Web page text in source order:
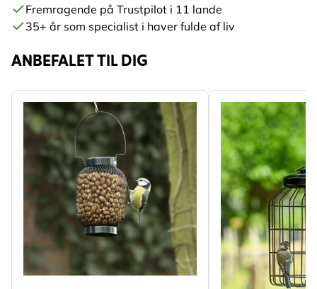
Fremragende på Trustpilot i 11 lande
35+ år som specialist i haver fulde af liv
ANBEFALET TIL DIG